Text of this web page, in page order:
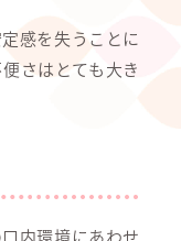
感を失うことに
さはとても大き
内環境にあわせ